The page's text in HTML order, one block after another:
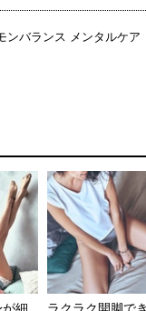
ンバランス メンタルケア